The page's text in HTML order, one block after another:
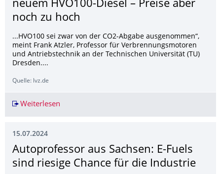
neuem HVO100-Diesel – Preise aber
noch zu hoch
...HVO100 sei zwar von der CO2-Abgabe ausgenommen“,
meint Frank Atzler, Professor für Verbrennungsmotoren
und Antriebstechnik an der Technischen Universität (TU)
Dresden....
Quelle: lvz.de
Weiterlesen
15.07.2024
Autoprofessor aus Sachsen: E-Fuels
sind riesige Chance für die Industrie